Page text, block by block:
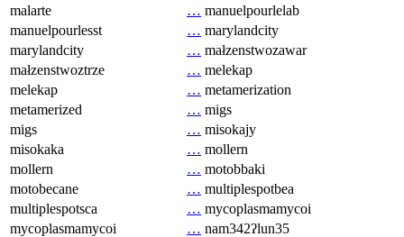
malarte
… manuelpourlelab
manuelpourlesst
… marylandcity
marylandcity
… małzenstwozawar
małzenstwoztrze
… melekap
melekap
… metamerization
metamerized
… migs
migs
… misokajy
misokaka
… mollern
mollern
… motobbaki
motobecane
… multiplespotbea
multiplespotsca
… mycoplasmamycoi
mycoplasmamycoi
… nam342ʔlun35